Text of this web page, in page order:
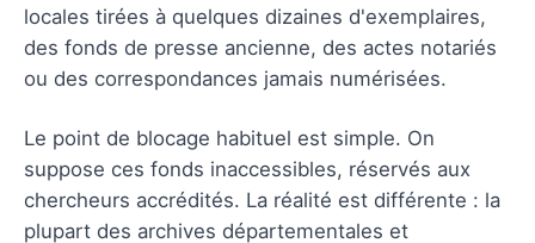
locales tirées à quelques dizaines d'exemplaires,
des fonds de presse ancienne, des actes notariés
ou des correspondances jamais numérisées.
Le point de blocage habituel est simple. On
suppose ces fonds inaccessibles, réservés aux
chercheurs accrédités. La réalité est différente : la
plupart des archives départementales et